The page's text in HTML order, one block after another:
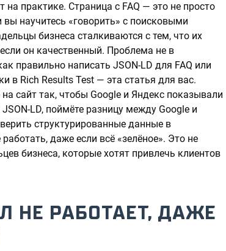
практике. Страница с FAQ — это не просто
научитесь «говорить» с поисковыми
бизнеса сталкиваются с тем, что их
он качественный. Проблема не в
правильно написать JSON-LD для FAQ или
в Rich Results Test — эта статья для вас.
сайт так, чтобы Google и Яндекс показывали
LD, поймёте разницу между Google и
структурированные данные в
даже если всё «зелёное». Это не
бизнеса, которые хотят привлечь клиентов
НЕ РАБОТАЕТ, ДАЖЕ